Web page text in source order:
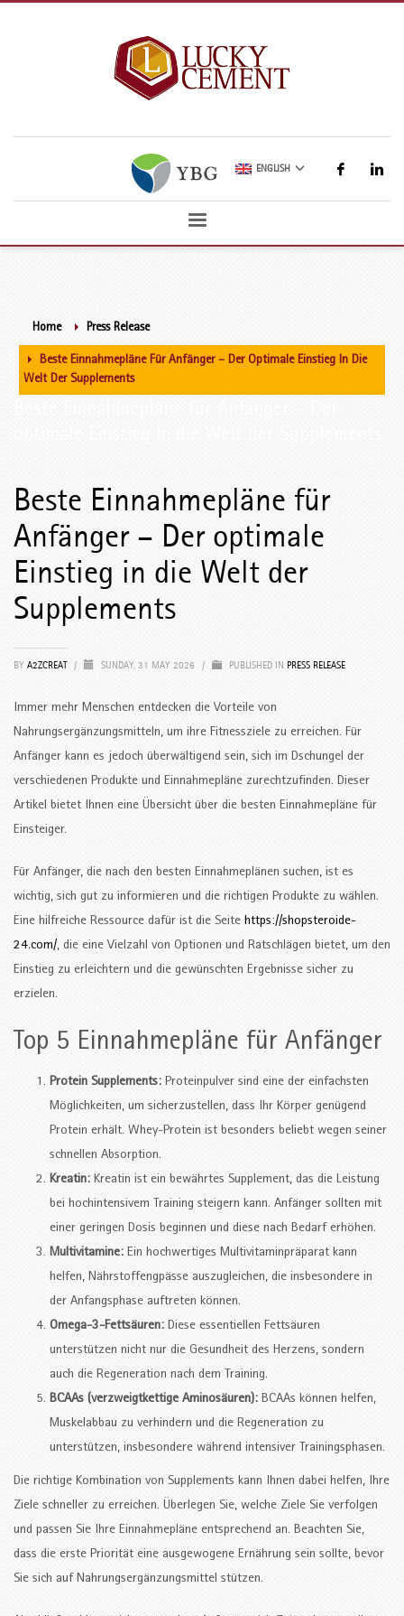
ENGLISH
Home Press Release
Beste Einnahmepläne Für Anfänger – Der Optimale Einstieg In Die
Welt Der Supplements
Beste Einnahmepläne für
Anfänger – Der optimale
Einstieg in die Welt der
Supplements
BY A2ZCREAT / SUNDAY, 31 MAY 2026 / PUBLISHED IN PRESS RELEASE
Immer mehr Menschen entdecken die Vorteile von
Nahrungsergänzungsmitteln, um ihre Fitnessziele zu erreichen. Für
Anfänger kann es jedoch überwältigend sein, sich im Dschungel der
verschiedenen Produkte und Einnahmepläne zurechtzufinden. Dieser
Artikel bietet Ihnen eine Übersicht über die besten Einnahmepläne für
Einsteiger.
Für Anfänger, die nach den besten Einnahmeplänen suchen, ist es
wichtig, sich gut zu informieren und die richtigen Produkte zu wählen.
Eine hilfreiche Ressource dafür ist die Seite https://shopsteroide-
24.com/, die eine Vielzahl von Optionen und Ratschlägen bietet, um den
Einstieg zu erleichtern und die gewünschten Ergebnisse sicher zu
erzielen.
Top 5 Einnahmepläne für Anfänger
Protein Supplements: Proteinpulver sind eine der einfachsten
Möglichkeiten, um sicherzustellen, dass Ihr Körper genügend
Protein erhält. Whey-Protein ist besonders beliebt wegen seiner
schnellen Absorption.
Kreatin: Kreatin ist ein bewährtes Supplement, das die Leistung
bei hochintensivem Training steigern kann. Anfänger sollten mit
einer geringen Dosis beginnen und diese nach Bedarf erhöhen.
Multivitamine: Ein hochwertiges Multivitaminpräparat kann
helfen, Nährstoffengpässe auszugleichen, die insbesondere in
der Anfangsphase auftreten können.
Omega-3-Fettsäuren: Diese essentiellen Fettsäuren
unterstützen nicht nur die Gesundheit des Herzens, sondern
auch die Regeneration nach dem Training.
BCAAs (verzweigtkettige Aminosäuren): BCAAs können helfen,
Muskelabbau zu verhindern und die Regeneration zu
unterstützen, insbesondere während intensiver Trainingsphasen.
Die richtige Kombination von Supplements kann Ihnen dabei helfen, Ihre
Ziele schneller zu erreichen. Überlegen Sie, welche Ziele Sie verfolgen
und passen Sie Ihre Einnahmepläne entsprechend an. Beachten Sie,
dass die erste Priorität eine ausgewogene Ernährung sein sollte, bevor
Sie sich auf Nahrungsergänzungsmittel stützen.